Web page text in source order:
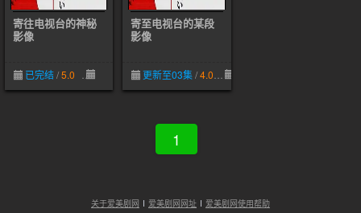
寄往电视台的神秘
影像
已完结/5.0
寄至电视台的某段
影像
更新至03集/4.0
1
关于爱美剧网 爱美剧网网址 爱美剧网使用帮助